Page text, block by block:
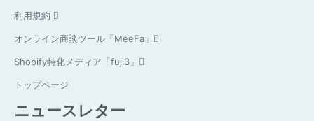
利用規約
オンライン商談ツール「MeeFa」
Shopify特化メディア「fuji3」
トップページ
ニュースレター